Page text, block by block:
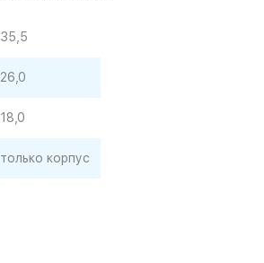
35,5
26,0
18,0
только корпус